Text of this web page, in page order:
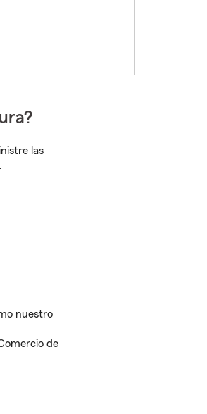
las
nuestro
de